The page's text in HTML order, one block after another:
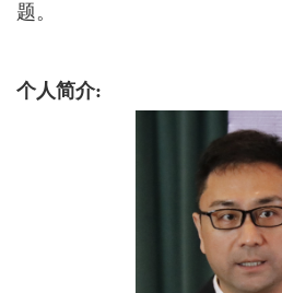
题。
个人简介: